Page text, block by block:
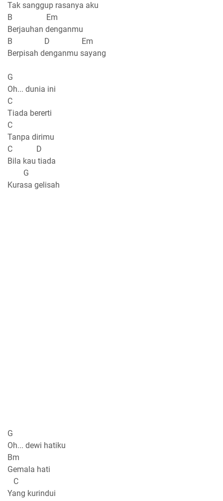
Tak sanggup rasanya aku
B Em
Berjauhan denganmu
B D Em
Berpisah denganmu sayang
G
Oh... dunia ini
C
Tiada bererti
C
Tanpa dirimu
C D
Bila kau tiada
G
Kurasa gelisah
G
Oh... dewi hatiku
Bm
Gemala hati
C
Yang kurindui